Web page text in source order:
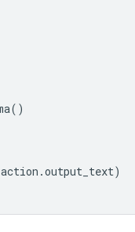
()
.output_text)